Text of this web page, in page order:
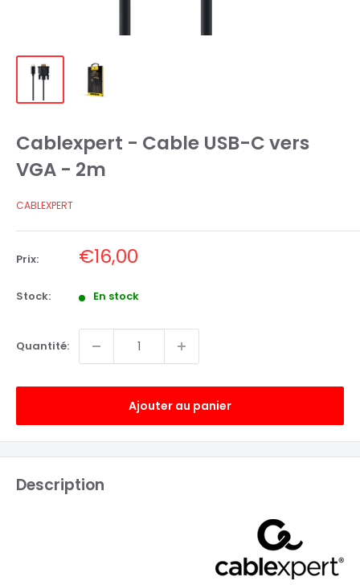
Cablexpert - Cable USB-C vers
VGA - 2m
CABLEXPERT
Prix: Prix
réduit
€16,00
Stock: En stock
Quantité:
Ajouter au panier
Description